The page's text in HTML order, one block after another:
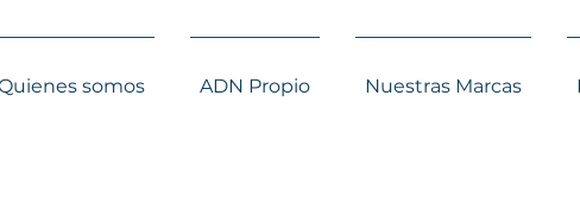
somos ADN Propio Nuestras Marcas